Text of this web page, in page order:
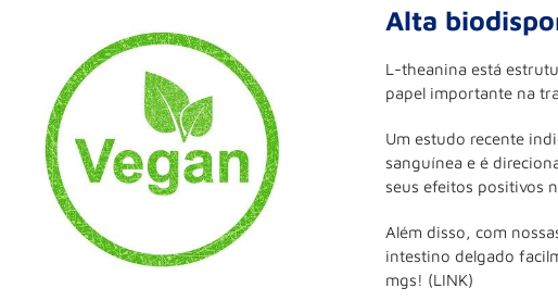
Alta
L-theanina está
papel importante na
Um estudo recente
sanguínea e é
seus efeitos positivos
Além disso, com
intestino delgado
mgs! (LINK)